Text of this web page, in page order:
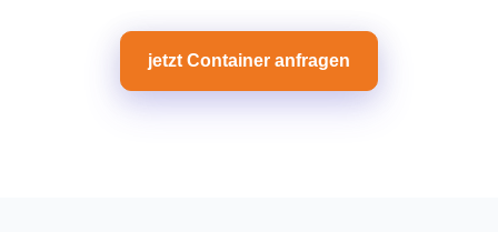
jetzt Container anfragen